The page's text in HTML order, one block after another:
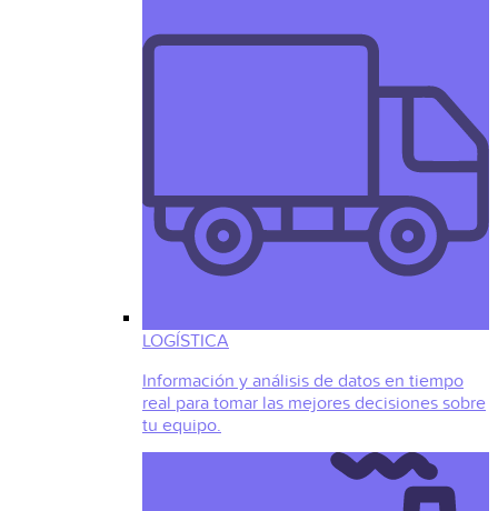
LOGÍSTICA
Información y análisis de datos en tiempo
real para tomar las mejores decisiones sobre
tu equipo.